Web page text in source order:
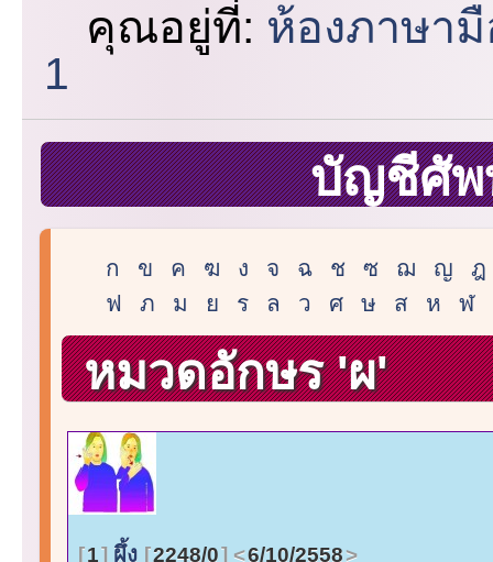
คุณอยู่ที่: ห้องภาษา
1
บัญชีศัพ
ก ข ค ฆ ง จ ฉ ช ซ ฌ ญ
ฎ
ฟ
ภ ม ย ร ล ว ศ ษ ส ห ฬ
หมวดอักษร 'ผ'
1 ผึ้ง 2248/0 6/10/2558